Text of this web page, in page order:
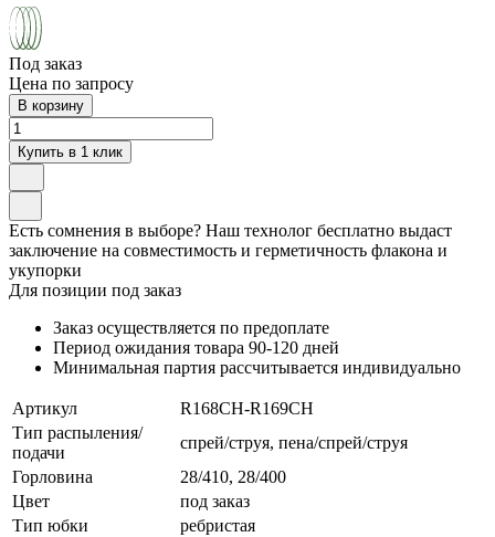
Под заказ
Цена по запросу
В корзину
Купить в 1 клик
Есть сомнения в выборе? Наш технолог бесплатно выдаст
заключение на совместимость и герметичность флакона и
укупорки
Для позиции под заказ
Заказ осуществляется по предоплате
Период ожидания товара 90-120 дней
Минимальная партия рассчитывается индивидуально
Артикул
R168CH-R169CH
Тип распыления/
подачи
спрей/струя, пена/спрей/струя
Горловина
28/410, 28/400
Цвет
под заказ
Тип юбки
ребристая